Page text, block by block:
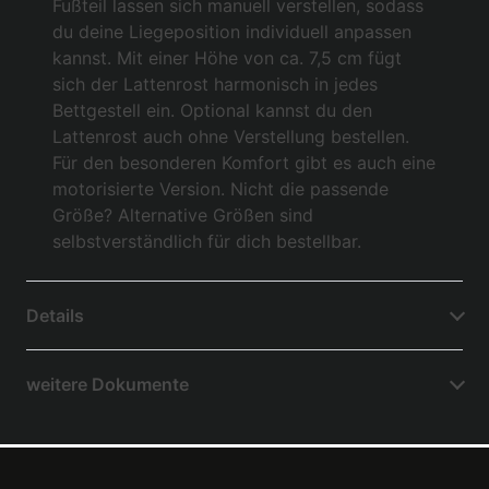
Fußteil lassen sich manuell verstellen, sodass
du deine Liegeposition individuell anpassen
kannst. Mit einer Höhe von ca. 7,5 cm fügt
sich der Lattenrost harmonisch in jedes
Bettgestell ein. Optional kannst du den
Lattenrost auch ohne Verstellung bestellen.
Für den besonderen Komfort gibt es auch eine
motorisierte Version. Nicht die passende
Größe? Alternative Größen sind
selbstverständlich für dich bestellbar.
Details
weitere Dokumente